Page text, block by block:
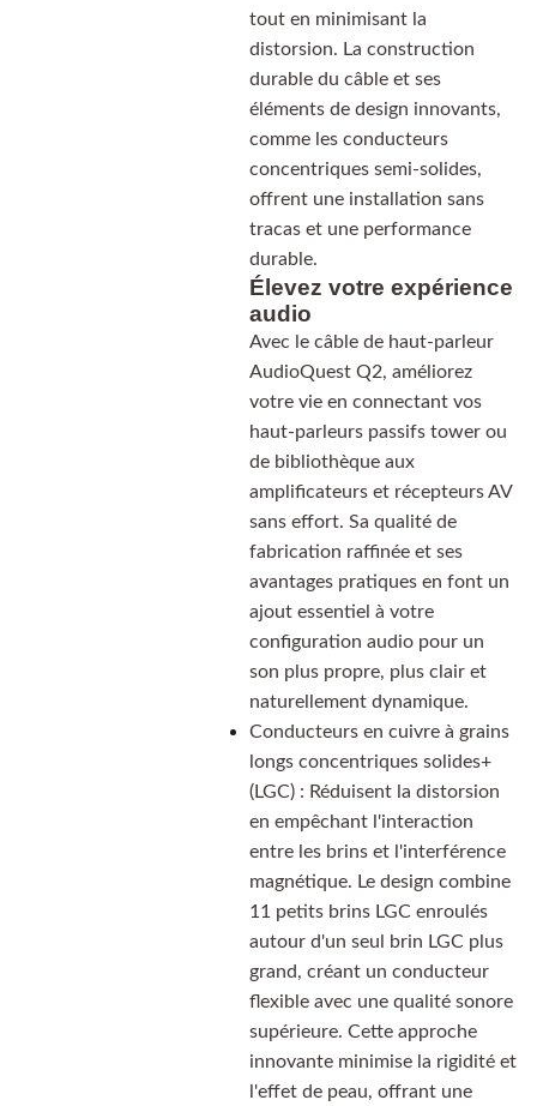
tout en minimisant la
distorsion. La construction
durable du câble et ses
éléments de design innovants,
comme les conducteurs
concentriques semi-solides,
offrent une installation sans
tracas et une performance
durable.
Élevez votre expérience
audio
Avec le câble de haut-parleur
AudioQuest Q2, améliorez
votre vie en connectant vos
haut-parleurs passifs tower ou
de bibliothèque aux
amplificateurs et récepteurs AV
sans effort. Sa qualité de
fabrication raffinée et ses
avantages pratiques en font un
ajout essentiel à votre
configuration audio pour un
son plus propre, plus clair et
naturellement dynamique.
Conducteurs en cuivre à grains
longs concentriques solides+
(LGC) : Réduisent la distorsion
en empêchant l'interaction
entre les brins et l'interférence
magnétique. Le design combine
11 petits brins LGC enroulés
autour d'un seul brin LGC plus
grand, créant un conducteur
flexible avec une qualité sonore
supérieure. Cette approche
innovante minimise la rigidité et
l'effet de peau, offrant une